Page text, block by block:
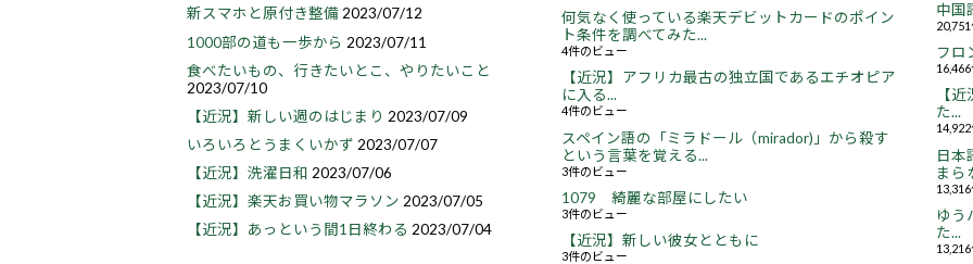
新スマホと原付き整備2023/07/12
1000部の道も一歩から 2023/07/11
食べたいもの、行きたいとこ、やりたいこと
2023/07/10
【近況】新しい週のはじまり 2023/07/09
いろいろとうまくいかず 2023/07/07
【近況】洗濯日和 2023/07/06
【近況】楽天お買い物マラソン 2023/07/05
【近況】あっという間1日終わる 2023/07/04
何気なく使っている楽天デビットカードのポイン
ト条件を調べてみた...
4件のビュー
【近況】アフリカ最古の独立国であるエチオピア
に入る...
4件のビュー
スペイン語の「ミラドール（mirador)」から殺す
という言葉を覚える...
3件のビュー
1079 綺麗な部屋にしたい
3件のビュー
【近況】新しい彼女とともに
3件のビュー
中国
フロ
【
た...
日本
まら
ゆう
た...